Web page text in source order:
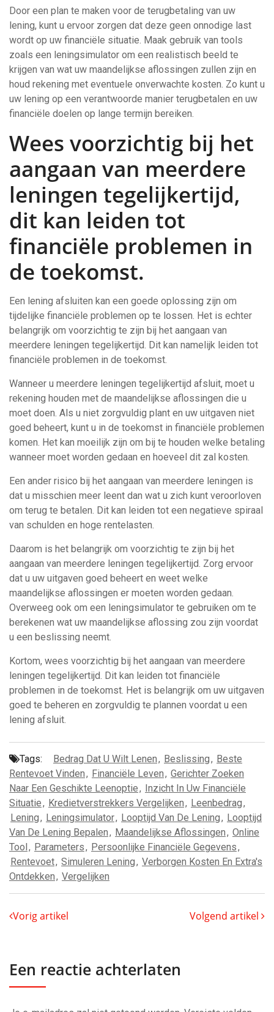
Door een plan te maken voor de terugbetaling van uw
lening, kunt u ervoor zorgen dat deze geen onnodige last
wordt op uw financiële situatie. Maak gebruik van tools
zoals een leningsimulator om een realistisch beeld te
krijgen van wat uw maandelijkse aflossingen zullen zijn en
houd rekening met eventuele onverwachte kosten. Zo kunt u
uw lening op een verantwoorde manier terugbetalen en uw
financiële doelen op lange termijn bereiken.
Wees voorzichtig bij het
aangaan van meerdere
leningen tegelijkertijd,
dit kan leiden tot
financiële problemen in
de toekomst.
Een lening afsluiten kan een goede oplossing zijn om
tijdelijke financiële problemen op te lossen. Het is echter
belangrijk om voorzichtig te zijn bij het aangaan van
meerdere leningen tegelijkertijd. Dit kan namelijk leiden tot
financiële problemen in de toekomst.
Wanneer u meerdere leningen tegelijkertijd afsluit, moet u
rekening houden met de maandelijkse aflossingen die u
moet doen. Als u niet zorgvuldig plant en uw uitgaven niet
goed beheert, kunt u in de toekomst in financiële problemen
komen. Het kan moeilijk zijn om bij te houden welke betaling
wanneer moet worden gedaan en hoeveel dit zal kosten.
Een ander risico bij het aangaan van meerdere leningen is
dat u misschien meer leent dan wat u zich kunt veroorloven
om terug te betalen. Dit kan leiden tot een negatieve spiraal
van schulden en hoge rentelasten.
Daarom is het belangrijk om voorzichtig te zijn bij het
aangaan van meerdere leningen tegelijkertijd. Zorg ervoor
dat u uw uitgaven goed beheert en weet welke
maandelijkse aflossingen er moeten worden gedaan.
Overweeg ook om een leningsimulator te gebruiken om te
berekenen wat uw maandelijkse aflossing zou zijn voordat
u een beslissing neemt.
Kortom, wees voorzichtig bij het aangaan van meerdere
leningen tegelijkertijd. Dit kan leiden tot financiële
problemen in de toekomst. Het is belangrijk om uw uitgaven
goed te beheren en zorgvuldig te plannen voordat u een
lening afsluit.
Tags: Bedrag Dat U Wilt Lenen, Beslissing, Beste
Rentevoet Vinden, Financiële Leven, Gerichter Zoeken
Naar Een Geschikte Leenoptie, Inzicht In Uw Financiële
Situatie, Kredietverstrekkers Vergelijken, Leenbedrag,
Lening, Leningsimulator, Looptijd Van De Lening, Looptijd
Van De Lening Bepalen, Maandelijkse Aflossingen, Online
Tool, Parameters, Persoonlijke Financiële Gegevens,
Rentevoet, Simuleren Lening, Verborgen Kosten En Extra's
Ontdekken, Vergelijken
Vorig artikel Volgend artikel
Een reactie achterlaten